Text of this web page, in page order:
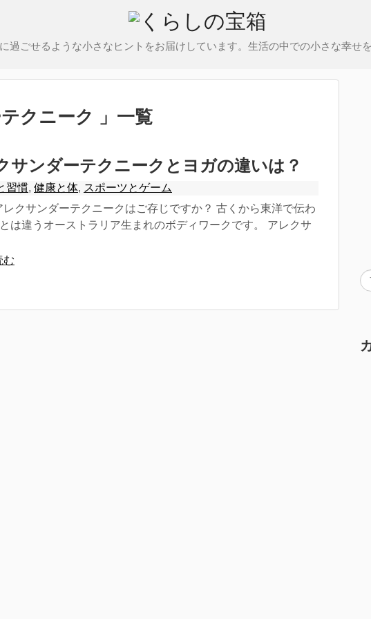
過ごせるような小さなヒントをお届けしています。生活の中での小さな幸せ
クニーク 」一覧
サンダーテクニークとヨガの違いは？
習慣, 健康と体, スポーツとゲーム
レクサンダーテクニークはご存じですか？ 古くから東洋で伝わ
とは違うオーストラリア生まれのボディワークです。 アレクサ
む